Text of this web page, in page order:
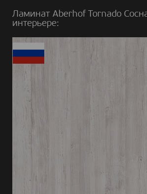
Ламинат Aberhof Tornado
интерьере: